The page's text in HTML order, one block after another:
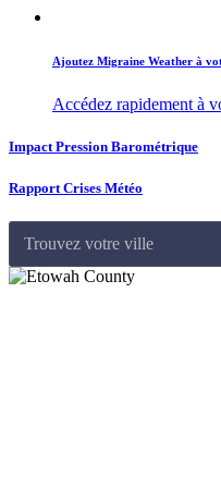
Ajoutez Migraine Weather à
Accédez rapidement à
Impact Pression Barométrique
Rapport Crises Météo
Trouvez votre ville